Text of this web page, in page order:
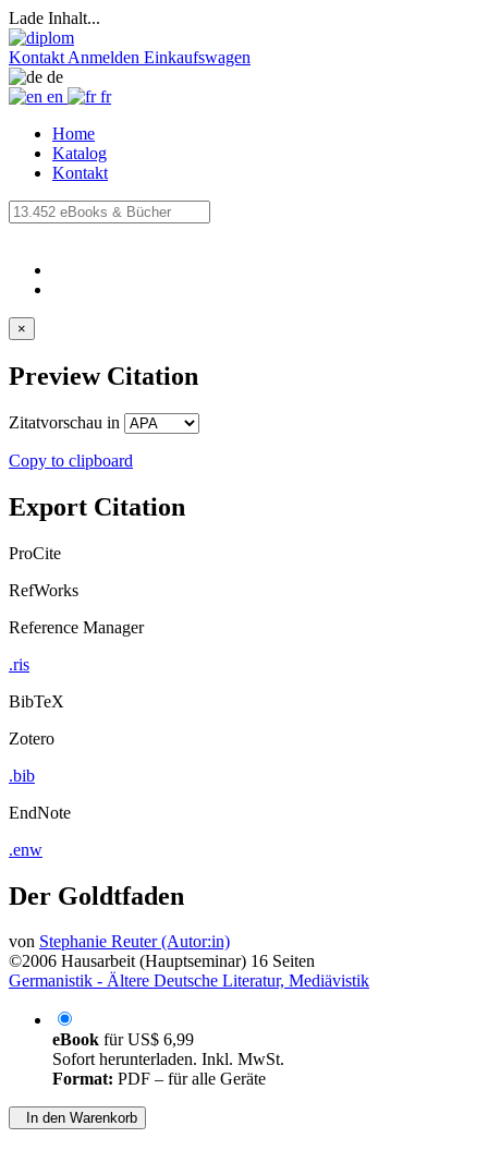
Lade Inhalt...
Kontakt Anmelden Einkaufswagen
de
en
fr
Home
Katalog
Kontakt
×
Preview Citation
Zitatvorschau in
Copy to clipboard
Export Citation
ProCite
RefWorks
Reference Manager
.ris
BibTeX
Zotero
.bib
EndNote
.enw
Der Goldtfaden
von Stephanie Reuter (Autor:in)
©2006 Hausarbeit (Hauptseminar) 16 Seiten
Germanistik - Ältere Deutsche Literatur, Mediävistik
eBook fürUS$ 6,99
Sofort herunterladen. Inkl. MwSt.
Format: PDF – für alle Geräte
In den Warenkorb